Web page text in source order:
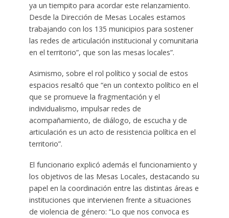
ya un tiempito para acordar este relanzamiento.
Desde la Dirección de Mesas Locales estamos
trabajando con los 135 municipios para sostener
las redes de articulación institucional y comunitaria
en el territorio”, que son las mesas locales”.
Asimismo, sobre el rol político y social de estos
espacios resaltó que “en un contexto político en el
que se promueve la fragmentación y el
individualismo, impulsar redes de
acompañamiento, de diálogo, de escucha y de
articulación es un acto de resistencia política en el
territorio”.
El funcionario explicó además el funcionamiento y
los objetivos de las Mesas Locales, destacando su
papel en la coordinación entre las distintas áreas e
instituciones que intervienen frente a situaciones
de violencia de género: “Lo que nos convoca es